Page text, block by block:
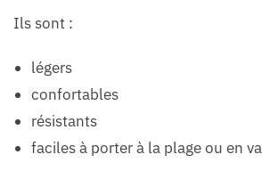
Ils sont :
légers
confortables
résistants
faciles à porter à la plage ou en